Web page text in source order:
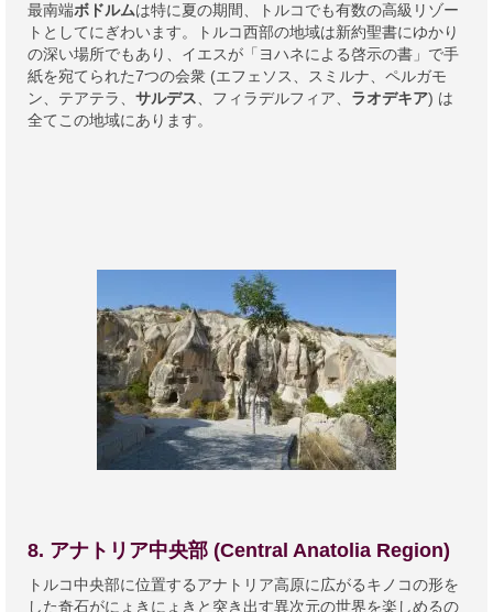
最南端ボドルムは特に夏の期間、トルコでも有数の高級リゾー
トとしてにぎわいます。トルコ西部の地域は新約聖書にゆかり
の深い場所でもあり、イエスが「ヨハネによる啓示の書」で手
紙を宛てられた7つの会衆 (エフェソス、スミルナ、ペルガモ
ン、テアテラ、 サルデス 、フィラデルフィア、 ラオデキア) は
全てこの地域にあります。
8. アナトリア中央部 (Central Anatolia Region)
トルコ中央部に位置するアナトリア高原に広がるキノコの形を
した奇石がにょきにょきと突き出す異次元の世界を楽しめるの